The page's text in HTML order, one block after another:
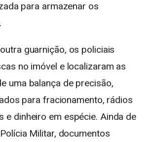
para armazenar os
guarnição, os policiais
no imóvel e localizaram as
uma balança de precisão,
para fracionamento, rádios
e dinheiro em espécie. Ainda de
Militar, documentos